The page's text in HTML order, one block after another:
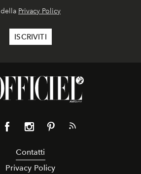
della Privacy Policy
Contatti
Privacy Policy